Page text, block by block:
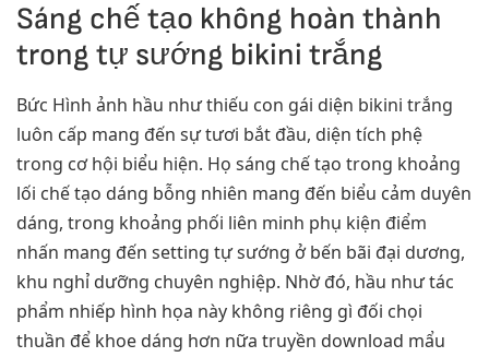
Sáng chế tạo không hoàn thành
trong tự sướng bikini trắng
Bức Hình ảnh hầu như thiếu con gái diện bikini trắng
luôn cấp mang đến sự tươi bắt đầu, diện tích phệ
trong cơ hội biểu hiện. Họ sáng chế tạo trong khoảng
lối chế tạo dáng bỗng nhiên mang đến biểu cảm duyên
dáng, trong khoảng phối liên minh phụ kiện điểm
nhấn mang đến setting tự sướng ở bến bãi đại dương,
khu nghỉ dưỡng chuyên nghiệp. Nhờ đó, hầu như tác
phẩm nhiếp hình họa này không riêng gì đối chọi
thuần để khoe dáng hơn nữa truyền download mẩu